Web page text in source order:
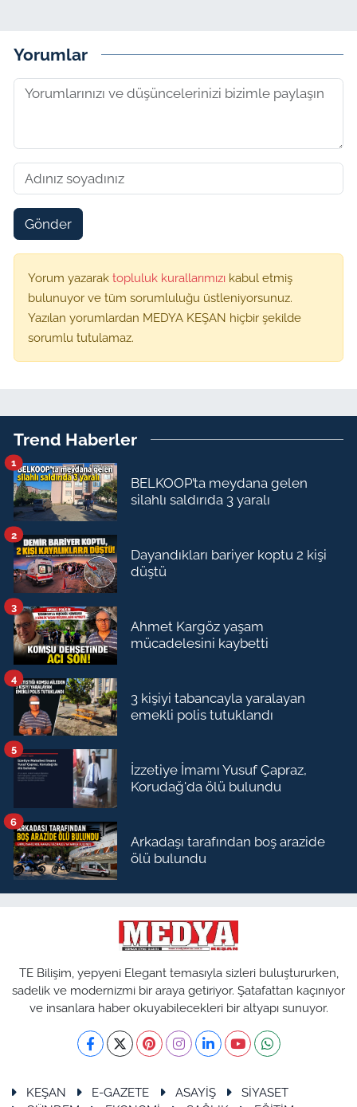
Yorumlar
Gönder
Yorum yazarak topluluk kurallarımızı kabul etmiş
bulunuyor ve tüm sorumluluğu üstleniyorsunuz.
Yazılan yorumlardan MEDYA KEŞAN hiçbir şekilde
sorumlu tutulamaz.
Trend Haberler
BELKOOP’ta meydana gelen
silahlı saldırıda 3 yaralı
1
Dayandıkları bariyer koptu 2 kişi
düştü
2
Ahmet Kargöz yaşam
mücadelesini kaybetti
3
3 kişiyi tabancayla yaralayan
emekli polis tutuklandı
4
İzzetiye İmamı Yusuf Çapraz,
Korudağ'da ölü bulundu
5
Arkadaşı tarafından boş arazide
ölü bulundu
6
TE Bilişim, yepyeni Elegant temasıyla sizleri buluştururken,
sadelik ve modernizmi bir araya getiriyor. Şatafattan kaçınıyor
ve insanlara haber okuyabilecekleri bir altyapı sunuyor.
KEŞAN E-GAZETE ASAYİŞ
SİYASET